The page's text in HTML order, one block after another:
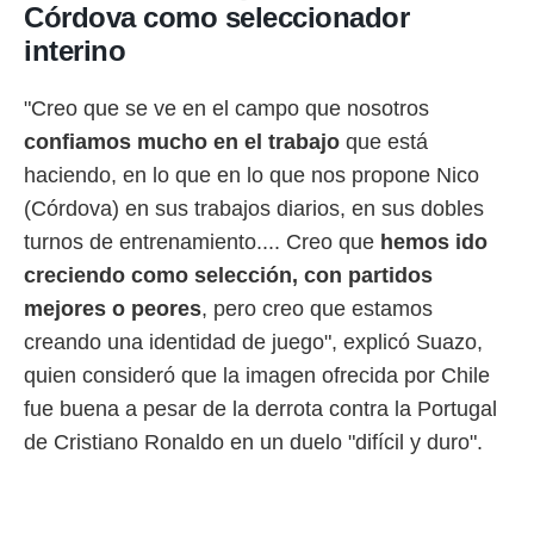
utilizar
crear un
uso de
contenido
medir el
el
de
o a través
de
de
Córdova como seleccionador
interino
"Creo que se ve en el campo que nosotros
confiamos mucho en el trabajo que está
haciendo, en lo que en lo que nos propone Nico
(Córdova) en sus trabajos diarios, en sus dobles
turnos de entrenamiento.... Creo que hemos ido
creciendo como selección, con partidos
mejores o peores, pero creo que estamos
creando una identidad de juego", explicó Suazo,
quien consideró que la imagen ofrecida por Chile
fue buena a pesar de la derrota contra la Portugal
de Cristiano Ronaldo en un duelo "difícil y duro".